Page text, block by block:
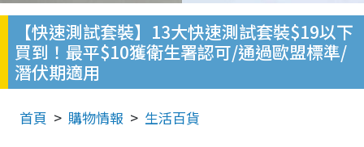
【快速測試套裝】13大快速測試套裝$19以下
買到！最平$10獲衛生署認可/通過歐盟標準/
潛伏期適用
首頁 購物情報 生活百貨